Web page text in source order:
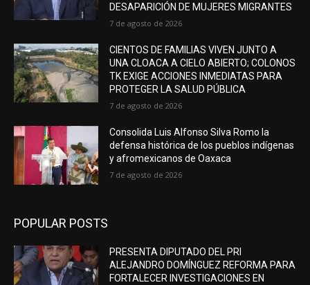
DESAPARICIÓN DE MUJERES MIGRANTES
7 de agosto de 2026
CIENTOS DE FAMILIAS VIVEN JUNTO A
UNA CLOACA A CIELO ABIERTO; COLONOS
TK EXIGE ACCIONES INMEDIATAS PARA
PROTEGER LA SALUD PÚBLICA
7 de agosto de 2026
Consolida Luis Alfonso Silva Romo la
defensa histórica de los pueblos indígenas
y afromexicanos de Oaxaca
7 de agosto de 2026
POPULAR POSTS
PRESENTA DIPUTADO DEL PRI
ALEJANDRO DOMÍNGUEZ REFORMA PARA
FORTALECER INVESTIGACIONES EN